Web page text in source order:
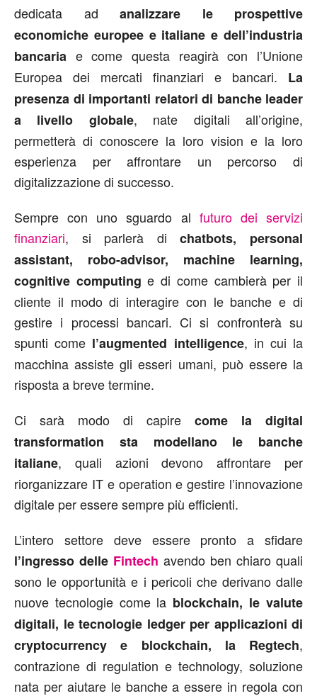
dedicata ad analizzare le prospettive
economiche europee e italiane e dell’industria
bancaria e come questa reagirà con l’Unione
Europea dei mercati finanziari e bancari. La
presenza di importanti relatori di banche leader
a livello globale, nate digitali all’origine,
permetterà di conoscere la loro vision e la loro
esperienza per affrontare un percorso di
digitalizzazione di successo.
Sempre con uno sguardo al futuro dei servizi
finanziari, si parlerà dichatbots, personal
assistant, robo-advisor, machine learning,
cognitive computing e di come cambierà per il
cliente il modo di interagire con le banche e di
gestire i processi bancari. Ci si confronterà su
spunti come l’augmented intelligence, in cui la
macchina assiste gli esseri umani, può essere la
risposta a breve termine.
Ci sarà modo di capire come la digital
transformation sta modellano le banche
italiane, quali azioni devono affrontare per
riorganizzare IT e operation e gestire l’innovazione
digitale per essere sempre più efficienti.
L’intero settore deve essere pronto a sfidare
l’ingresso delle Fintech avendo ben chiaro quali
sono le opportunità e i pericoli che derivano dalle
nuove tecnologie come la blockchain, le valute
digitali, le tecnologie ledger per applicazioni di
cryptocurrency e blockchain, la Regtech,
contrazione di regulation e technology, soluzione
nata per aiutare le banche a essere in regola con